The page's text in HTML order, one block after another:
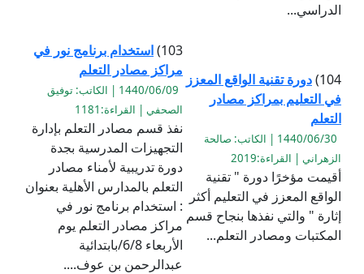
الدراسي...
104) دورة تقنية الواقع المعزز
في التعليم بمراكز مصادر
التعلم
1440/06/30 | الكاتب: صالحة
الزهراني | القراءة:2019
أقيمت مؤخرًا دورة " تقنية
الواقع المعزز في التعليم أكثر
إثارة " والتي نفذها بنجاح قسم
المكتبات ومصادر التعلم...
103) استخدام برنامج نور في
مراكز مصادر التعلم
1440/06/09 | الكاتب: توفيق
الصحفي | القراءة:1181
نفذ قسم مصادر التعلم بإدارة
التجهيزات المدرسية بجدة
دورة تدريبية لأمناء مصادر
التعلم بالمدارس الأهلية بعنوان
: استخدام برنامج نور في
مراكز مصادر التعلم يوم
الأربعاء 6/8/بابتدائية
عبدالرحمن بن عوف....